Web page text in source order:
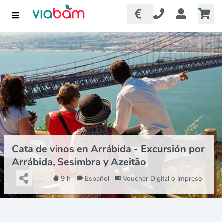
Cata de vinos en Arrábida - Excursión por
Arrábida, Sesimbra y Azeitão
9 h Español Voucher Digital o Impreso